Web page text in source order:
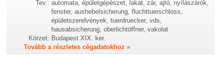
Tev.: automata, épületgépészet, lakat, zár, ajtó, nyílászárók,
fenster, aushebelsicherung, fluchttuerschloss,
épületszerelvények, tuerdruecker, vds,
hausabsicherung, oberlichtöffner, vakolat
Körzet: Budapest XIX. ker.
Tovább a részletes cégadatokhoz »